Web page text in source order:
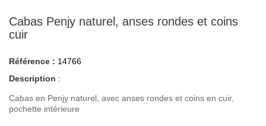
Cabas Penjy naturel, anses rondes et coins
cuir
Référence : 14766
Description :
Cabas en Penjy naturel, avec anses rondes et coins en cuir,
pochette intérieure